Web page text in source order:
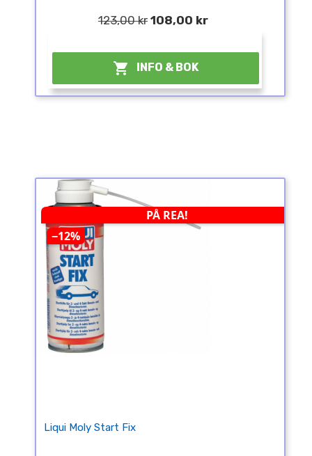
123,00 kr 108,00 kr
 INFO & BOK
PÅ REA!
−12%
Liqui Moly Start Fix